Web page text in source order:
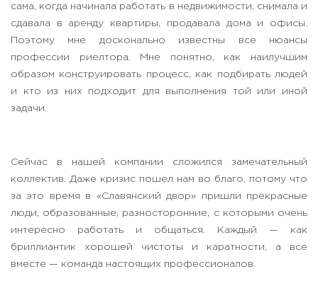
сама, когда начинала работать в недвижимости, снимала и
сдавала в аренду квартиры, продавала дома и офисы.
Поэтому мне досконально известны все нюансы
профессии риелтора. Мне понятно, как наилучшим
образом конструировать процесс, как подбирать людей
и кто из них подходит для выполнения той или иной
задачи.
Сейчас в нашей компании сложился замечательный
коллектив. Даже кризис пошел нам во благо, потому что
за это время в «Славянский двор» пришли прекрасные
люди, образованные, разносторонние, с которыми очень
интересно работать и общаться. Каждый — как
бриллиантик хорошей чистоты и каратности, а все
вместе — команда настоящих профессионалов.